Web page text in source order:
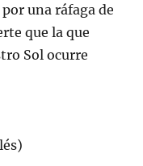
una ráfaga de
que la que
Sol ocurre